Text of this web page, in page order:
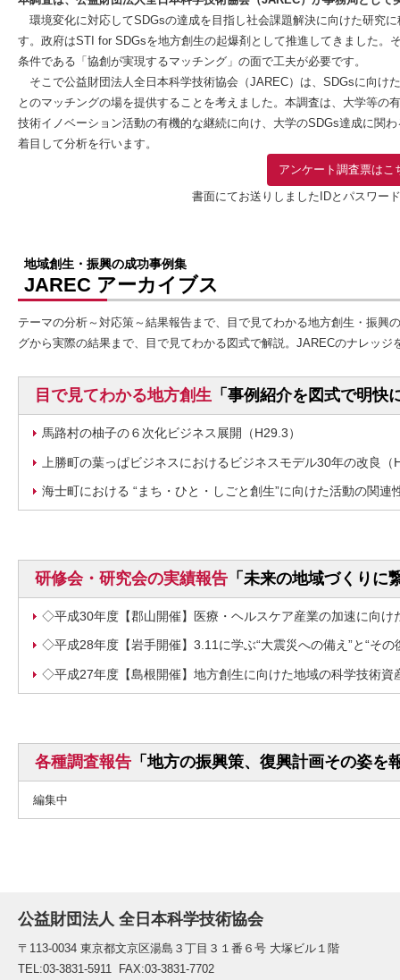
環境変化に対応してSDGsの達成を目指し社会課題解決に向けた研究
す。政府はSTI for SDGsを地方創生の起爆剤として推進してきました。
条件である「協創が実現するマッチング」の面で工夫が必要です。
そこで公益財団法人全日本科学技術協会（JAREC）は、SDGsに向け
とのマッチングの場を提供することを考えました。本調査は、大学等の
技術イノベーション活動の有機的な継続に向け、大学のSDGs達成に関
着目して分析を行います。
アンケート調査票はこ
書面にてお送りしましたIDとパスワー
地域創生・振興の成功事例集
JAREC アーカイブス
テーマの分析～対応策～結果報告まで、目で見てわかる地方創生・振興
グから実際の結果まで、目で見てわかる図式で解説。JARECのナレッジ
目で見てわかる地方創生 「事例紹介を図式で明快
馬路村の柚子の６次化ビジネス展開（H29.3）
上勝町の葉っぱビジネスにおけるビジネスモデル30年の改良（
海士町における “まち・ひと・しごと創生”に向けた活動の関連
研修会・研究会の実績報告 「未来の地域づくりに
◇平成30年度【郡山開催】医療・ヘルスケア産業の加速に向け
◇平成28年度【岩手開催】3.11に学ぶ“大震災への備え”と“その
◇平成27年度【島根開催】地方創生に向けた地域の科学技術資
各種調査報告 「地方の振興策、復興計画その姿を
編集中
公益財団法人 全日本科学技術協会
〒113-0034 東京都文京区湯島３丁目３１番６号 大塚ビル１階
TEL:03-3831-5911 FAX:03-3831-7702